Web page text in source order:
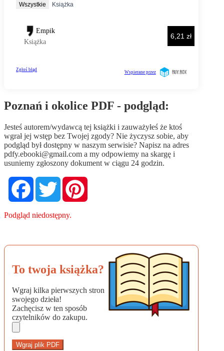
Poznań i okolice PDF - podgląd:
Jesteś autorem/wydawcą tej książki i zauważyłeś że ktoś
wgrał jej wstęp bez Twojej zgody? Nie życzysz sobie, aby
podgląd był dostępny w naszym serwisie? Napisz na adres
pdfy.ebooki@gmail.com a my odpowiemy na skargę i
usuniemy zgłoszony dokument w ciągu 24 godzin.
FacebookTwitter
Podgląd niedostępny.
To twoja książka?
Wgraj kilka pierwszych stron
swojego dzieła!
Zachęcisz w ten sposób
czytelników do zakupu.
Wgraj plik PDF